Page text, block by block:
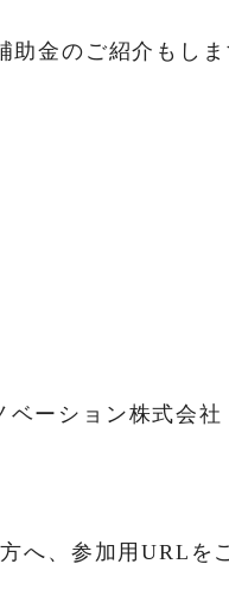
助金のご紹介もし
ベーション株式会社
、参加用URLを